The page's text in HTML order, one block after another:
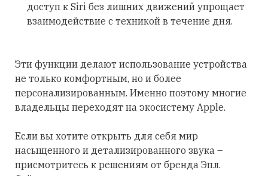
доступ к Siri без лишних движений упрощает
взаимодействие с техникой в течение дня.
Эти функции делают использование устройства
не только комфортным, но и более
персонализированным. Именно поэтому многие
владельцы переходят на экосистему Apple.
Если вы хотите открыть для себя мир
насыщенного и детализированного звука –
присмотритесь к решениям от бренда Эпл.